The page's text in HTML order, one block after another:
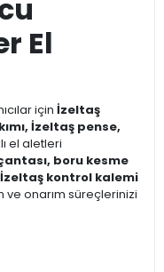
El
için İzeltaş
İzeltaş pense,
el aletleri
boru kesme
İzeltaş kontrol kalemi
ve onarım süreçlerinizi